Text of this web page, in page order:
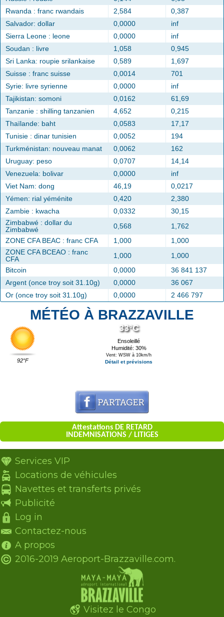
Rwanda : franc rwandais
2,584
0,387
Salvador: dollar
0,0000
inf
Sierra Leone : leone
0,0000
inf
Soudan : livre
1,058
0,945
Sri Lanka: roupie srilankaise
0,589
1,697
Suisse : franc suisse
0,0014
701
Syrie: livre syrienne
0,0000
inf
Tajikistan: somoni
0,0162
61,69
Tanzanie : shilling tanzanien
4,652
0,215
Thaïlande: baht
0,0583
17,17
Tunisie : dinar tunisien
0,0052
194
Turkménistan: nouveau manat
0,0062
162
Uruguay: peso
0,0707
14,14
Venezuela: bolivar
0,0000
inf
Viet Nam: dong
46,19
0,0217
Yémen: rial yéménite
0,420
2,380
Zambie : kwacha
0,0332
30,15
Zimbabwé : dollar du
Zimbabwé
0,568
1,762
ZONE CFA BEAC : franc CFA
1,000
1,000
ZONE CFA BCEAO : franc
CFA
1,000
1,000
Bitcoin
0,0000
36 841 137
Argent (once troy soit 31.10g)
0,0000
36 067
Or (once troy soit 31.10g)
0,0000 2 466 797
MÉTÉO À BRAZZAVILLE
92°F
33°C
Ensoleillé
Humidité: 30%
Vent: WSW à 10km/h
Détail et prévisions
Attestations DE RETARD
INDEMNISATIONS / LITIGES
Services VIP
Locations de véhicules
Navettes et transferts privés
Publicité
Log in
Contactez-nous
A propos
2016-2019 Aeroport-Brazzaville.com.
Visitez le Congo